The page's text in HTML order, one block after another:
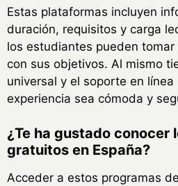
Estas plataformas incluyen
duración, requisitos y carga
los estudiantes pueden
con sus objetivos. Al mismo
universal y el soporte en línea
experiencia sea cómoda y
¿Te ha gustado conocer
gratuitos en España?
Acceder a estos programas